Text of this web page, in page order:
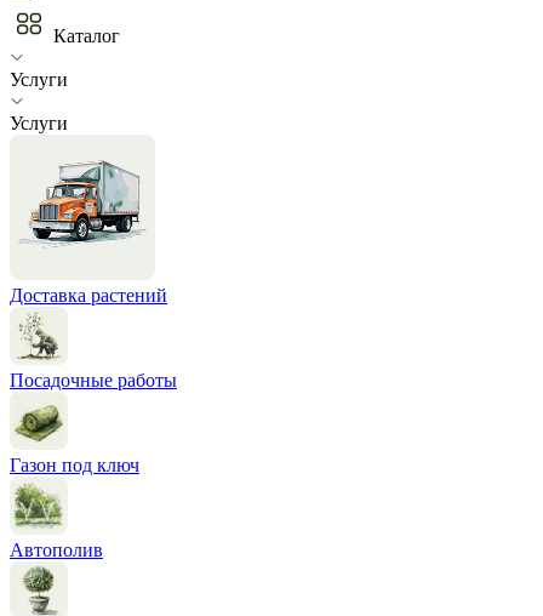
Каталог
Услуги
Услуги
Доставка растений
Посадочные работы
Газон под ключ
Автополив